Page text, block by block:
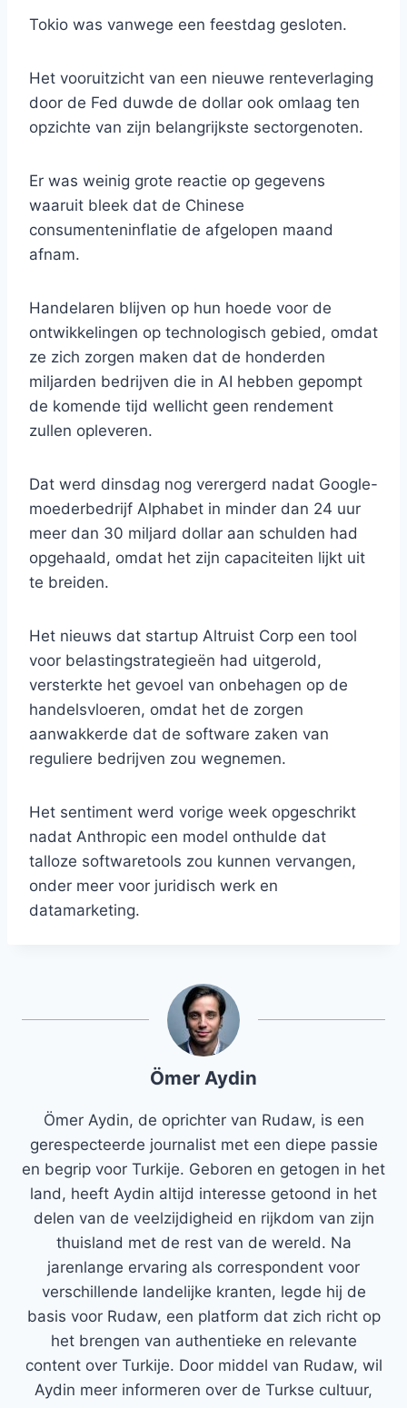
Tokio was vanwege een feestdag gesloten.
Het vooruitzicht van een nieuwe renteverlaging
door de Fed duwde de dollar ook omlaag ten
opzichte van zijn belangrijkste sectorgenoten.
Er was weinig grote reactie op gegevens
waaruit bleek dat de Chinese
consumenteninflatie de afgelopen maand
afnam.
Handelaren blijven op hun hoede voor de
ontwikkelingen op technologisch gebied, omdat
ze zich zorgen maken dat de honderden
miljarden bedrijven die in AI hebben gepompt
de komende tijd wellicht geen rendement
zullen opleveren.
Dat werd dinsdag nog verergerd nadat Google-
moederbedrijf Alphabet in minder dan 24 uur
meer dan 30 miljard dollar aan schulden had
opgehaald, omdat het zijn capaciteiten lijkt uit
te breiden.
Het nieuws dat startup Altruist Corp een tool
voor belastingstrategieën had uitgerold,
versterkte het gevoel van onbehagen op de
handelsvloeren, omdat het de zorgen
aanwakkerde dat de software zaken van
reguliere bedrijven zou wegnemen.
Het sentiment werd vorige week opgeschrikt
nadat Anthropic een model onthulde dat
talloze softwaretools zou kunnen vervangen,
onder meer voor juridisch werk en
datamarketing.
Ömer Aydin
Ömer Aydin, de oprichter van Rudaw, is een
gerespecteerde journalist met een diepe passie
en begrip voor Turkije. Geboren en getogen in het
land, heeft Aydin altijd interesse getoond in het
delen van de veelzijdigheid en rijkdom van zijn
thuisland met de rest van de wereld. Na
jarenlange ervaring als correspondent voor
verschillende landelijke kranten, legde hij de
basis voor Rudaw, een platform dat zich richt op
het brengen van authentieke en relevante
content over Turkije. Door middel van Rudaw, wil
Aydin meer informeren over de Turkse cultuur,